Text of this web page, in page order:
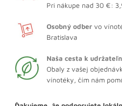
Pri nákupe nad 30 €:
Osobný odber vo
Bratislava
Naša cesta k
Obaly z vašej
vínotéky, čím nám